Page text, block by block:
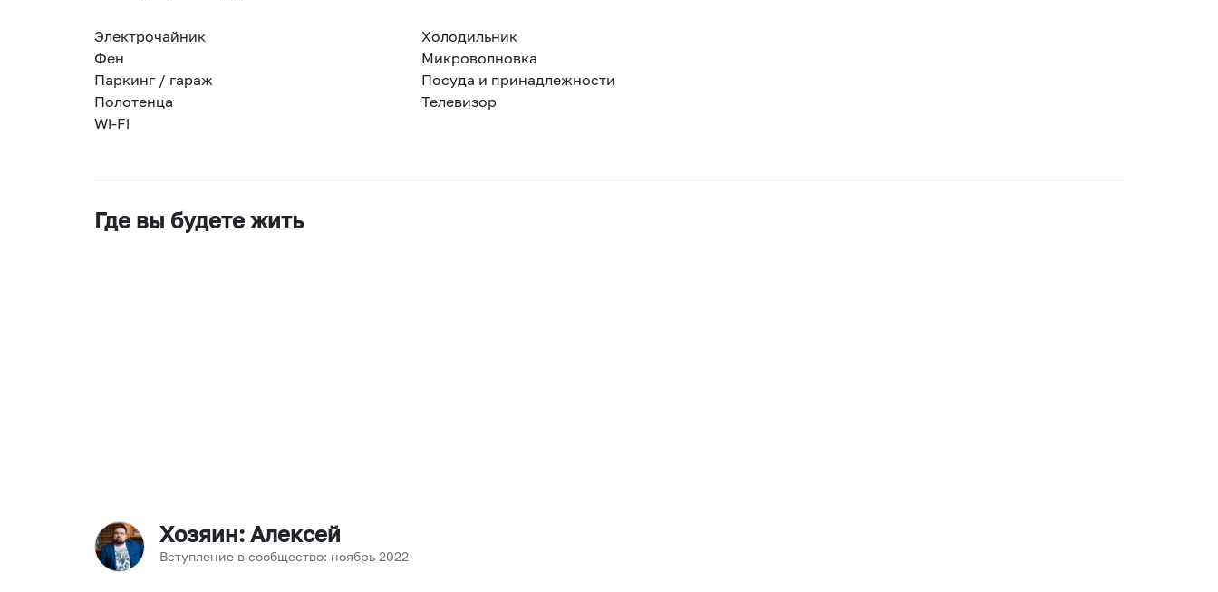
Электрочайник
Холодильник
Фен
Микроволновка
Паркинг / гараж
Посуда и принадлежности
Полотенца
Телевизор
Wi-Fi
Где вы будете жить
Хозяин: Алексей
Вступление в сообщество: ноябрь 2022